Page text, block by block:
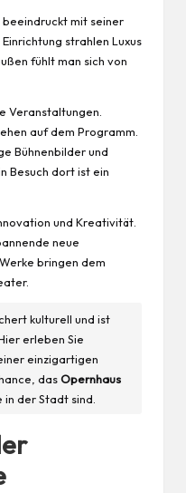
mit seiner
strahlen Luxus
fühlt man sich von
Veranstaltungen.
auf dem Programm.
Bühnenbilder und
Besuch dort ist ein
und Kreativität.
neue
bringen dem
kulturell und ist
erleben Sie
einzigartigen
dasOpernhaus
in der Stadt sind.